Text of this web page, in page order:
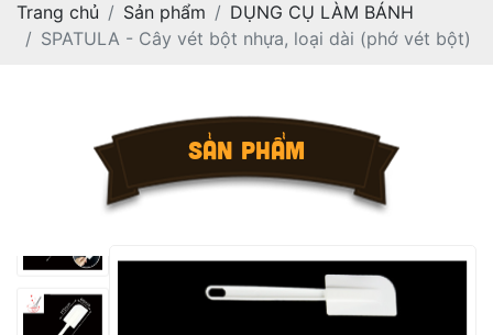
Trang chủ Sản phẩm
DỤNG CỤ LÀM BÁNH
SPATULA - Cây vét bột nhựa, loại dài (phớ vét bột)
SẢN PHẨM